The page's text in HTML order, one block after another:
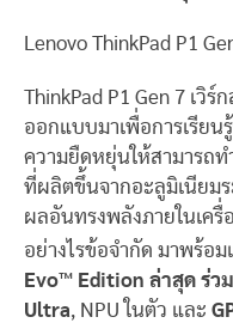
Lenovo ThinkPad P1
ThinkPad P1 Gen 7 เ
ออกแบบมาเพื่อการเรียน
ความยืดหยุ่นให้สามารถท
ที่ผลิตขึ้นจากอะลูมิเนียม
ผลอันทรงพลังภายในเครื่
อย่างไรข้อจำกัด มาพร้อ
Evo™ Edition ล่าสุด ร่ว
Ultra, NPU ในตัว และ